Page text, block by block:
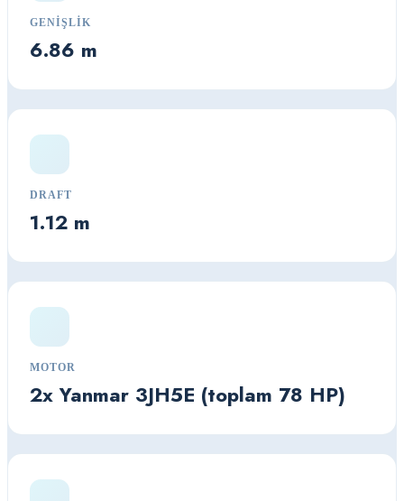
GENIŞLIK
6.86 m
DRAFT
1.12 m
MOTOR
2x Yanmar 3JH5E (toplam 78 HP)